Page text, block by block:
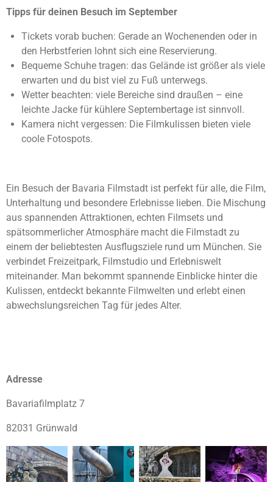
Tipps für deinen Besuch im September
Tickets vorab buchen: Gerade an Wochenenden oder in
den Herbstferien lohnt sich eine Reservierung.
Bequeme Schuhe tragen: das Gelände ist größer als viele
erwarten und du bist viel zu Fuß unterwegs.
Wetter beachten: viele Bereiche sind draußen – eine
leichte Jacke für kühlere Septembertage ist sinnvoll.
Kamera nicht vergessen: Die Filmkulissen bieten viele
coole Fotospots.
Ein Besuch der Bavaria Filmstadt ist perfekt für alle, die Film,
Unterhaltung und besondere Erlebnisse lieben. Die Mischung
aus spannenden Attraktionen, echten Filmsets und
spätsommerlicher Atmosphäre macht die Filmstadt zu
einem der beliebtesten Ausflugsziele rund um München. Sie
verbindet Freizeitpark, Filmstudio und Erlebniswelt
miteinander. Man bekommt spannende Einblicke hinter die
Kulissen, entdeckt bekannte Filmwelten und erlebt einen
abwechslungsreichen Tag für jedes Alter.
Adresse
Bavariafilmplatz 7
82031 Grünwald